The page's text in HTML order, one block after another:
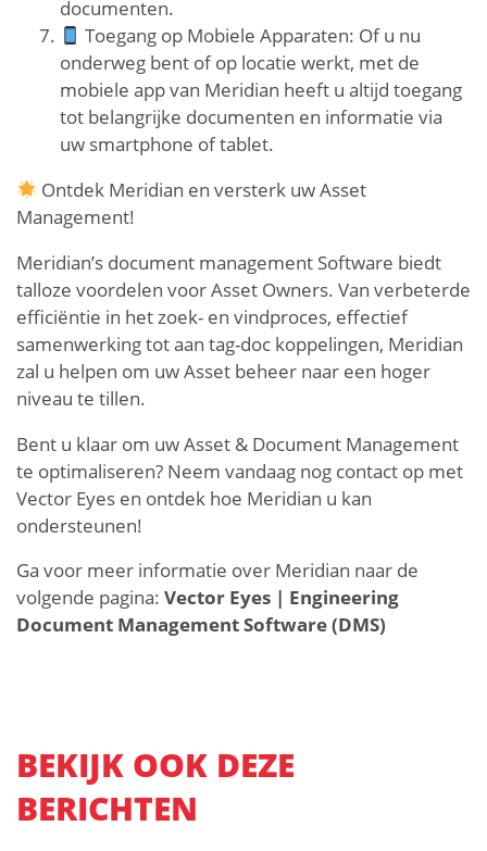
documenten.
Toegang op Mobiele Apparaten: Of u nu
onderweg bent of op locatie werkt, met de
mobiele app van Meridian heeft u altijd toegang
tot belangrijke documenten en informatie via
uw smartphone of tablet.
Ontdek Meridian en versterk uw Asset
Management!
Meridian’s document management Software biedt
talloze voordelen voor Asset Owners. Van verbeterde
efficiëntie in het zoek- en vindproces, effectief
samenwerking tot aan tag-doc koppelingen, Meridian
zal u helpen om uw Asset beheer naar een hoger
niveau te tillen.
Bent u klaar om uw Asset & Document Management
te optimaliseren? Neem vandaag nog contact op met
Vector Eyes en ontdek hoe Meridian u kan
ondersteunen!
Ga voor meer informatie over Meridian naar de
volgende pagina: Vector Eyes | Engineering
Document Management Software (DMS)
BEKIJK OOK DEZE
BERICHTEN